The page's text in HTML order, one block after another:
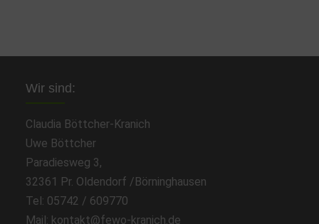
Wir sind:
Claudia Böttcher-Kranich
Uwe Böttcher
Paradiesweg 3,
32361 Pr. Oldendorf /Börninghausen
Tel: 05742 / 609770
Mail: kontakt@fewo-kranich.de